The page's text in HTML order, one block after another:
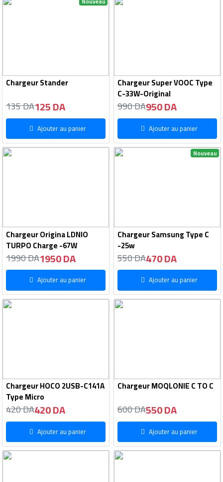
Chargeur Stander
135 DA125 DA
Ajouter au panier
Chargeur Super VOOC Type
C-33W-Original
990 DA950 DA
Ajouter au panier
Chargeur Origina LDNIO
TURPO Charge -67W
1990 DA1950 DA
Ajouter au panier
Nouveau
Chargeur Samsung Type C
-25w
550 DA470 DA
Ajouter au panier
Chargeur HOCO 2USB-C141A
Type Micro
420 DA420 DA
Ajouter au panier
Chargeur MOQLONIE C TO C
600 DA550 DA
Ajouter au panier